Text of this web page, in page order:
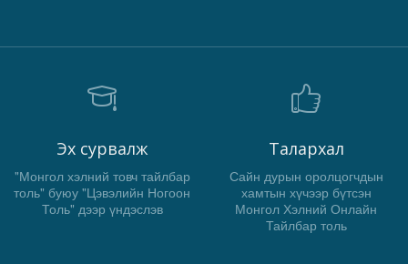
Эх сурвалж
"Монгол хэлний товч тайлбар
толь" буюу "Цэвэлийн Ногоон
Толь" дээр үндэслэв
Талархал
Сайн дурын оролцогчдын
хамтын хүчээр бүтсэн
Монгол Хэлний Онлайн
Тайлбар толь